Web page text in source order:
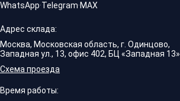
WhatsApp·Telegram·MAX
Адрес склада:
Москва, Московская область, г. Одинцово,
Западная ул., 13, офис 402, БЦ «Западная 13».
Схема проезда
Время работы: